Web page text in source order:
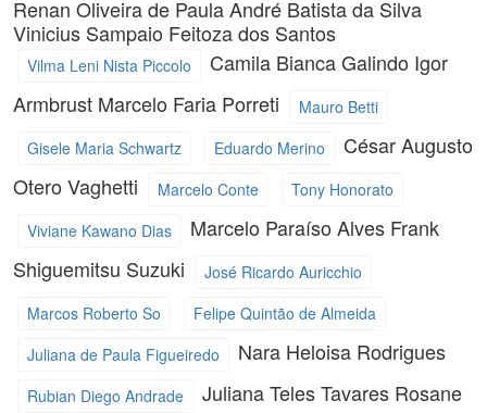
Renan Oliveira de PaulaAndré Batista da Silva
Vinicius Sampaio Feitoza dos Santos
Vilma Leni Nista Piccolo Camila Bianca Galindo Igor
Armbrust Marcelo Faria Porreti
Mauro Betti
Gisele Maria Schwartz
Eduardo Merino
César Augusto
Otero Vaghetti
Marcelo Conte
Tony Honorato
Viviane Kawano Dias
Marcelo Paraíso Alves Frank
Shiguemitsu Suzuki
José Ricardo Auricchio
Marcos Roberto So
Felipe Quintão de Almeida
Juliana de Paula Figueiredo
Nara Heloisa Rodrigues
Rubian Diego Andrade Juliana Teles Tavares Rosane